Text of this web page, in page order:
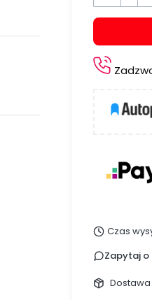
Czas
Zapytaj o
Dostawa